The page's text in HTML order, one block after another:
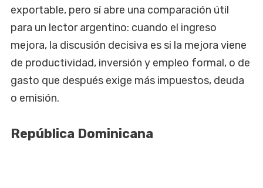
exportable, pero sí abre una comparación útil
para un lector argentino: cuando el ingreso
mejora, la discusión decisiva es si la mejora viene
de productividad, inversión y empleo formal, o de
gasto que después exige más impuestos, deuda
o emisión.
República Dominicana